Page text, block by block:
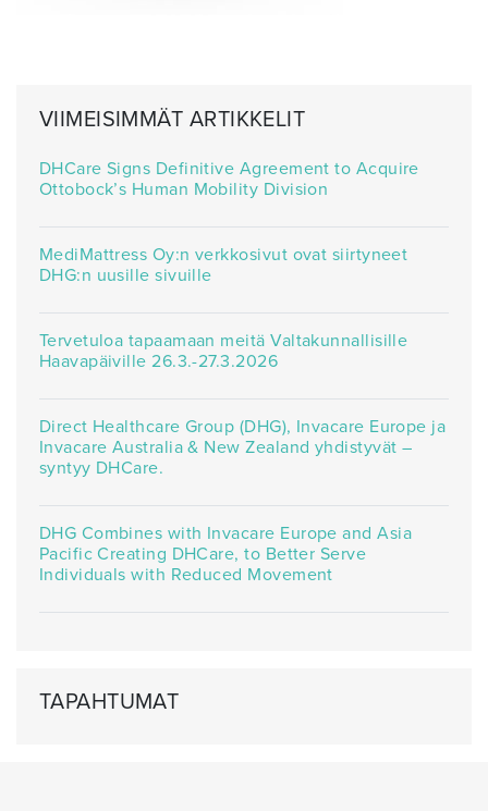
VIIMEISIMMÄT ARTIKKELIT
DHCare Signs Definitive Agreement to Acquire
Ottobock’s Human Mobility Division
MediMattress Oy:n verkkosivut ovat siirtyneet
DHG:n uusille sivuille
Tervetuloa tapaamaan meitä Valtakunnallisille
Haavapäiville 26.3.-27.3.2026
Direct Healthcare Group (DHG), Invacare Europe ja
Invacare Australia & New Zealand yhdistyvät –
syntyy DHCare.
DHG Combines with Invacare Europe and Asia
Pacific Creating DHCare, to Better Serve
Individuals with Reduced Movement
TAPAHTUMAT